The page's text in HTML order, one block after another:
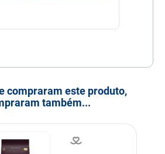
compraram este produto,
também...